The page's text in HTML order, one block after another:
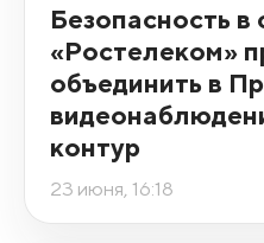
Безопасность в
«Ростелеком»
объединить в
контур
23 июня, 16:18